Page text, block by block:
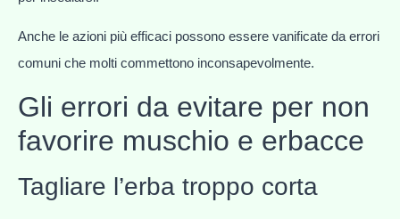
Anche le azioni più efficaci possono essere vanificate da errori
comuni che molti commettono inconsapevolmente.
Gli errori da evitare per non
favorire muschio e erbacce
Tagliare l’erba troppo corta